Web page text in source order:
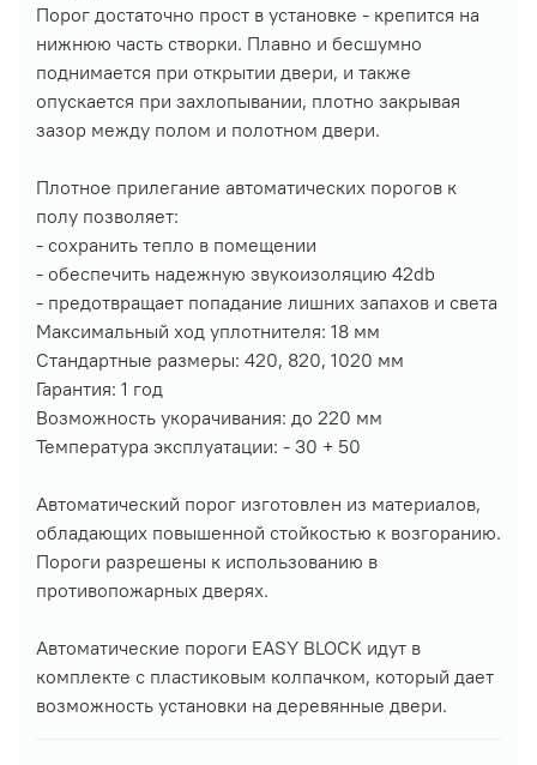
Порог достаточно прост в установке - крепится на
нижнюю часть створки. Плавно и бесшумно
поднимается при открытии двери, и также
опускается при захлопывании, плотно закрывая
зазор между полом и полотном двери.
Плотное прилегание автоматических порогов к
полу позволяет:
- сохранить тепло в помещении
- обеспечить надежную звукоизоляцию 42db
- предотвращает попадание лишних запахов и света
Максимальный ход уплотнителя: 18 мм
Стандартные размеры: 420, 820, 1020 мм
Гарантия: 1 год
Возможность укорачивания: до 220 мм
Температура эксплуатации: - 30 + 50
Автоматический порог изготовлен из материалов,
обладающих повышенной стойкостью к возгоранию.
Пороги разрешены к использованию в
противопожарных дверях.
Автоматические пороги EASY BLOCK идут в
комплекте с пластиковым колпачком, который дает
возможность установки на деревянные двери.